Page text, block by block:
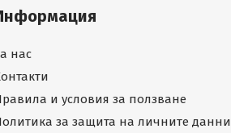
нас
и условия за ползване
за защита на личните данни